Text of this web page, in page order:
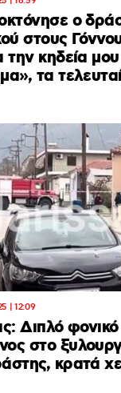
ο
στους
την κηδεία
τα
| 12:09
Διπλό
στο
κρατά